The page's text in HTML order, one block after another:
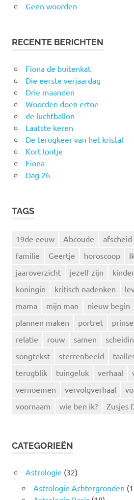
Geen woorden
RECENTE BERICHTEN
Fiona de buitenkat
Die eerste verjaardag
Drie maanden
Woorden doen ertoe
de luchtballon
Laatste keren
De terugkeer van het kristal
Kort lontje
Fiona
Dag 26
TAGS
19de eeuw Abcoude afscheid
familie
Geertje horoscoop
jaaroverzicht
jezelf zijn
koningin
kritisch nadenken
mama
mijn man nieuw begin
plannen maken
portret
relatie
rouw samen
songtekst
sterrenbeeld
terugblik
tuingeluk verhaal
vernoemen
vervolgverhaal
voornaam
wie ben ik? Zusjes
CATEGORIEËN
Astrologie (32)
Astrologie Achtergronden